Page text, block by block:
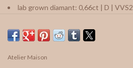
lab grown diamant: 0,66ct | D | VVS2
vragen? We helpen je graag!
Atelier Maison